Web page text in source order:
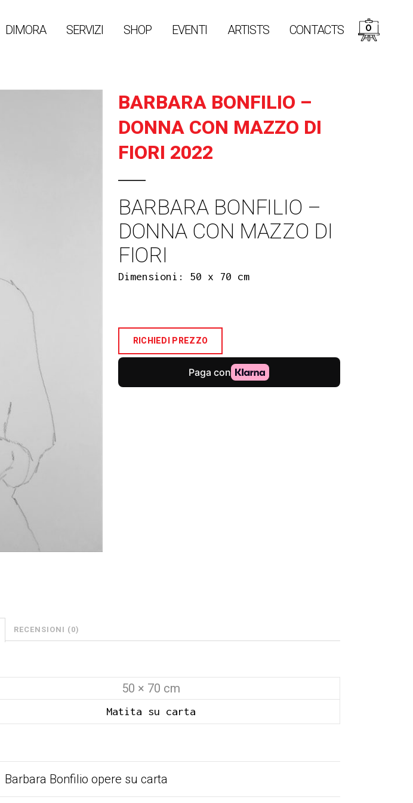
0
DIMORA SERVIZI SHOP EVENTI ARTISTS CONTACTS
BARBARA BONFILIO –
DONNA CON MAZZO DI
FIORI 2022
BARBARA BONFILIO –
DONNA CON MAZZO DI
FIORI
Dimensioni: 50 x 70 cm
RICHIEDI PREZZO
RECENSIONI (0)
50 × 70 cm
Matita su carta
Barbara Bonfilio opere su carta